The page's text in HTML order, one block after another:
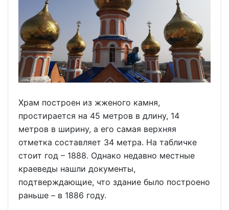
Храм построен из жженого камня,
простирается на 45 метров в длину, 14
метров в ширину, а его самая верхняя
отметка составляет 34 метра. На табличке
стоит год – 1888. Однако недавно местные
краеведы нашли документы,
подтверждающие, что здание было построено
раньше – в 1886 году.